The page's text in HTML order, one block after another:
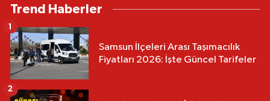
Trend Haberler
Samsun İlçeleri Arası Taşımacılık
Fiyatları 2026: İşte Güncel Tarifeler
1
2